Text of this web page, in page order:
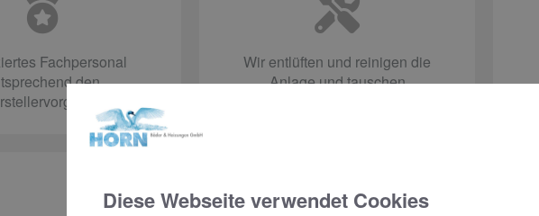
Fachpersonal
den
Wir entlüften und reinigen die
Anlage und tauschen
Diese Webseite verwendet Cookies